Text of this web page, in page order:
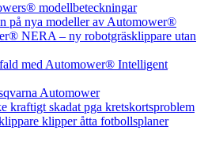
modellbeteckningar
på nya modeller av Automower®
NERA – ny robotgräsklippare utan
med Automower® Intelligent
Automower
kraftigt skadat pga kretskortsproblem
klipper åtta fotbollsplaner